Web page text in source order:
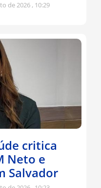
de 2026 10:29
critica
Neto e
Salvador